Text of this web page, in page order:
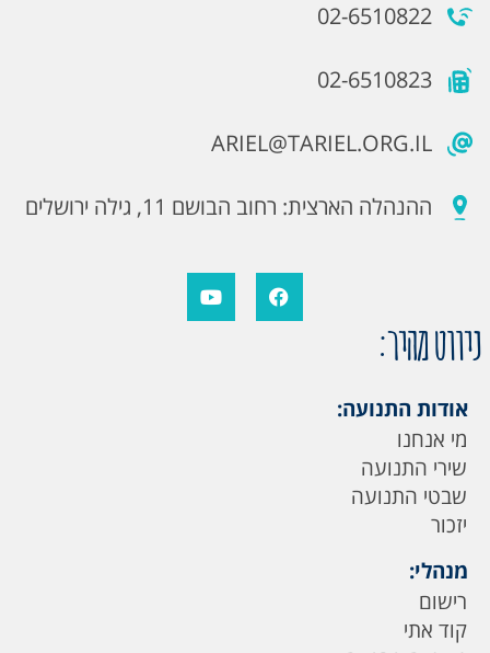
02-6510822
02-6510823
ARIEL@TARIEL.ORG.IL
ההנהלה הארצית: רחוב הבושם 11, גילה ירושלים
ניווט מהיר:
אודות התנועה:
מי אנחנו
שירי התנועה
שבטי התנועה
יזכור
מנהלי:
רישום
קוד אתי